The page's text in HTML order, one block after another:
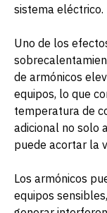
sistema eléctrico.
Uno de los
de armónicos
equipos, lo que
temperatura de
adicional no solo
puede acortar la
Los armónicos
equipos